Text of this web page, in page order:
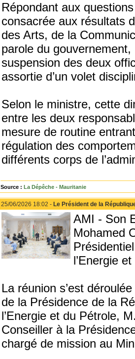
Répondant aux
consacrée aux résultats
des Arts, de la
parole du
suspension des deux
assortie d’un volet
Selon le ministre, cette
entre les deux
mesure de routine
régulation des
différents corps de
Source : La Dépêche - Mauritanie
25/06/2026 18:02 - Le Président de la
AMI - Son
Mohamed
l’Energie
La réunion s’est
de la Présidence de la
l’Energie et du Pétrole,
Conseiller à la
chargé de mission au